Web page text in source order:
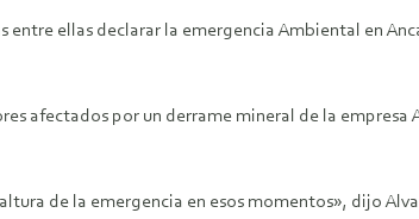
ellas declarar la emergencia Ambiental en
afectados por un derrame mineral de la empresa
de la emergencia en esos momentos», dijo